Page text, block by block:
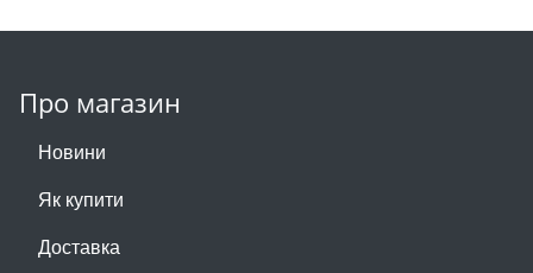
Про магазин
Новини
Як купити
Доставка